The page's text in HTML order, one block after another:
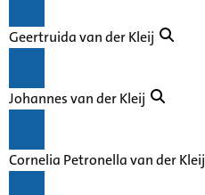
Geertruida van der Kleij
Johannes van der Kleij
Cornelia Petronella van der Kleij